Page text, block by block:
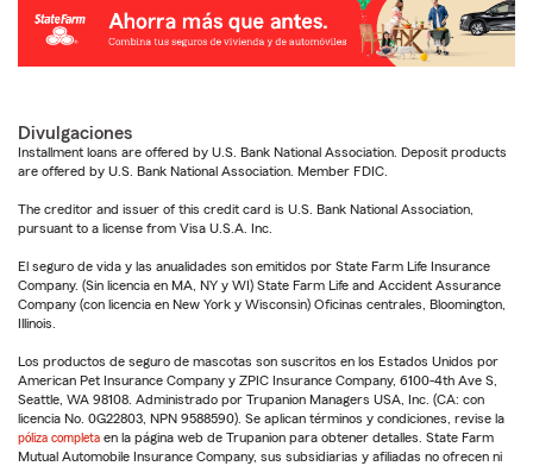
Divulgaciones
Installment loans are offered by U.S. Bank National Association. Deposit products
are offered by U.S. Bank National Association. Member FDIC.
The creditor and issuer of this credit card is U.S. Bank National Association,
pursuant to a license from Visa U.S.A. Inc.
El seguro de vida y las anualidades son emitidos por State Farm Life Insurance
Company. (Sin licencia en MA, NY y WI) State Farm Life and Accident Assurance
Company (con licencia en New York y Wisconsin) Oficinas centrales, Bloomington,
Illinois.
Los productos de seguro de mascotas son suscritos en los Estados Unidos por
American Pet Insurance Company y ZPIC Insurance Company, 6100-4th Ave S,
Seattle, WA 98108. Administrado por Trupanion Managers USA, Inc. (CA: con
licencia No. 0G22803, NPN 9588590). Se aplican términos y condiciones, revise la
póliza completa en la página web de Trupanion para obtener detalles. State Farm
Mutual Automobile Insurance Company, sus subsidiarias y afiliadas no ofrecen ni